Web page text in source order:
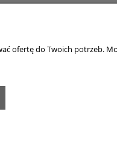
Ustawienia konta
ofertę do Twoich potrzeb.